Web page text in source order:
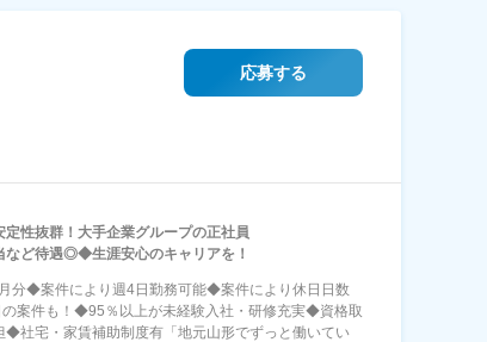
応募する
性抜群！大手企業グループの正社員
など待遇◎◆生涯安心のキャリアを！
分◆案件により週4日勤務可能◆案件により休日日数
案件も！◆95％以上が未経験入社・研修充実◆資格取
◆社宅・家賃補助制度有「地元山形でずっと働いてい